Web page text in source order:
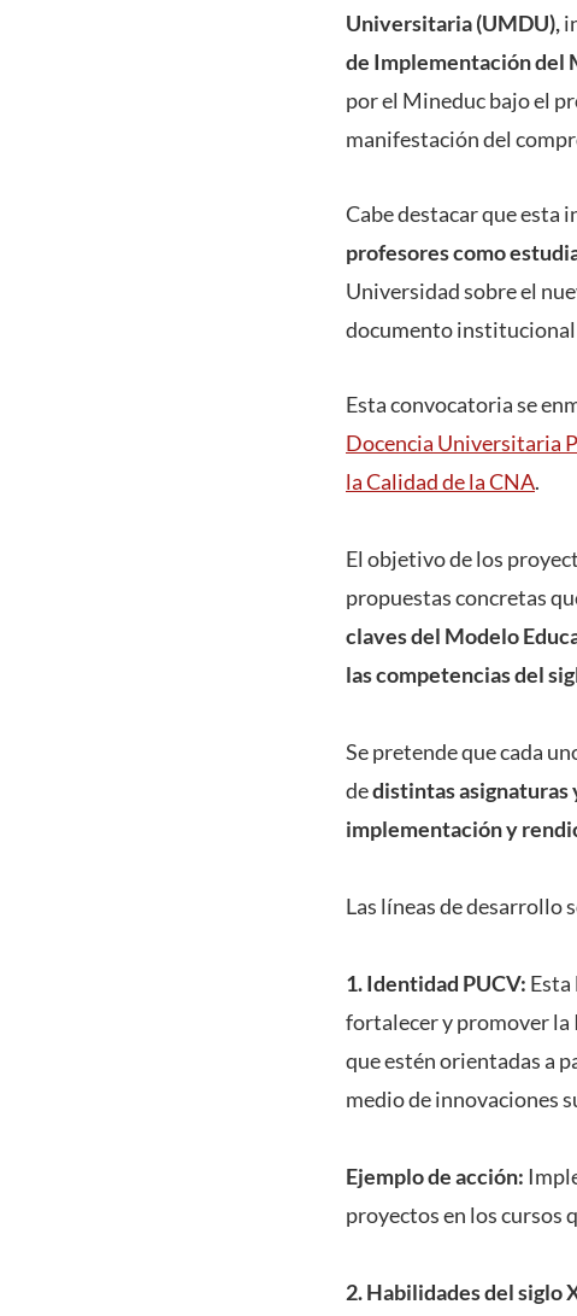
Universitaria (UMDU),
de Implementación del
por el Mineduc bajo el
manifestación del
Cabe destacar que esta
profesores como
Universidad sobre el
documento institucional
Esta convocatoria se
Docencia Universitaria
la Calidad de la CNA.
El objetivo de los
propuestas concretas
claves del Modelo
las competencias del
Se pretende que cada
dedistintas asignaturas
implementación y
Las líneas de desarrollo
1. Identidad PUCV:
fortalecer y promover la
que estén orientadas a
medio de innovaciones
Ejemplo de acción:
proyectos en los cursos
2. Habilidades del siglo